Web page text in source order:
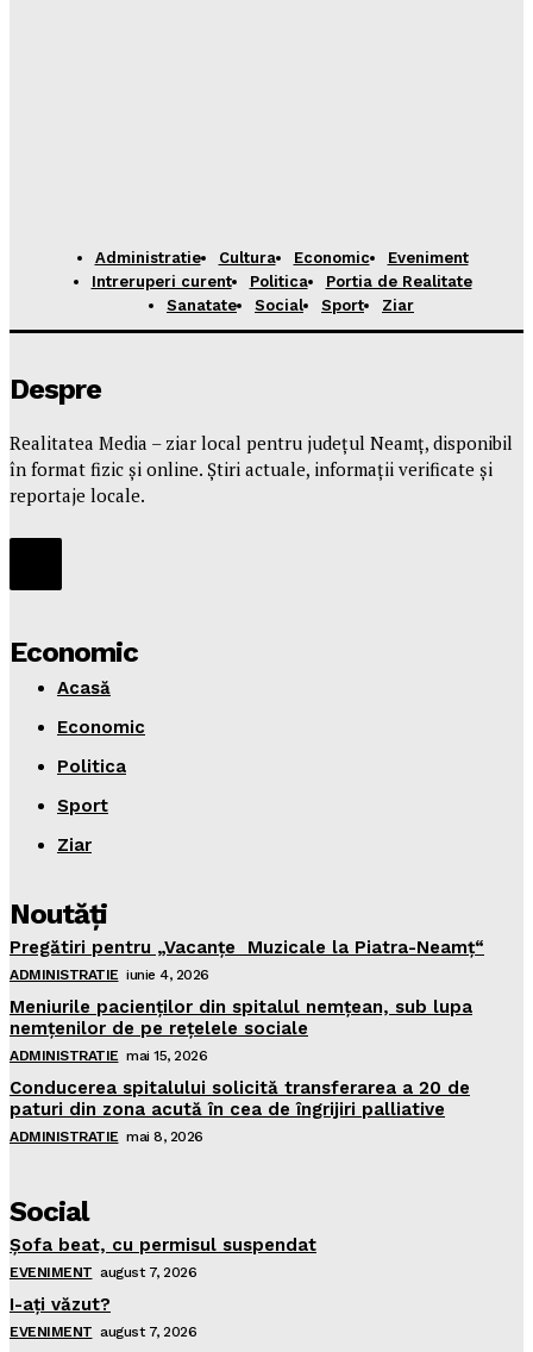
Administratie Cultura Economic
Eveniment
Intreruperi curent
Politica
Portia de Realitate
Sanatate
Social Sport Ziar
Despre
Realitatea Media – ziar local pentru județul Neamț, disponibil
în format fizic și online. Știri actuale, informații verificate și
reportaje locale.
Economic
Acasă
Economic
Politica
Sport
Ziar
Noutăţi
Pregătiri pentru „Vacanţe Muzicale la Piatra-Neamţ“
ADMINISTRATIE iunie 4, 2026
Meniurile pacienţilor din spitalul nemţean, sub lupa
nemţenilor de pe reţelele sociale
ADMINISTRATIE mai 15, 2026
Conducerea spitalului solicită transferarea a 20 de
paturi din zona acută în cea de îngrijiri palliative
ADMINISTRATIE mai 8, 2026
Social
Şofa beat, cu permisul suspendat
EVENIMENT august 7, 2026
I-aţi văzut?
EVENIMENT august 7, 2026